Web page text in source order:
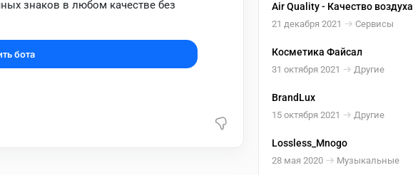
знаков в любом качестве без
бота
Air Quality - Качество воздуха
21 декабря 2021 Сервисы
Косметика Файсал
31 октября 2021 Другие
BrandLux
15 октября 2021 Другие
Lossless_Mnogo
28 мая 2020 Музыкальные